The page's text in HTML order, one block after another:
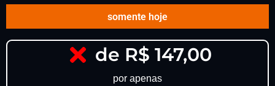
somente hoje
de R$ 147,00
por apenas